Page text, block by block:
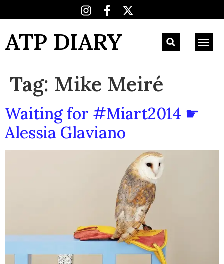
ATP DIARY
Tag: Mike Meiré
Waiting for #Miart2014 ☛
Alessia Glaviano